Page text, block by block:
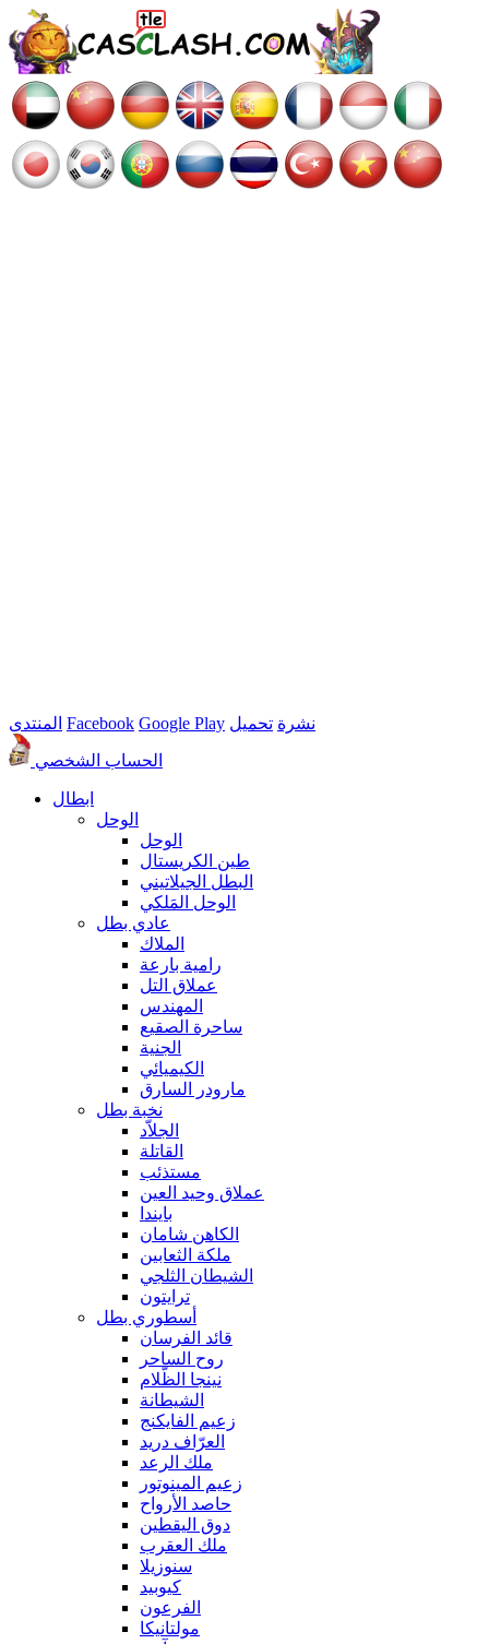
المنتدى Facebook Google Play نشرة تحميل
الحساب الشخصي
ابطال
الوحل
الوحل
طين الكريستال
البطل الجيلاتيني
الوحل المَلكي
عادي بطل
الملاك
رامية بارعة
عملاق التل
المهندس
ساحرة الصقيع
الجنية
الكيميائي
مارودر السارق
نخبة بطل
الجلاّد
القاتلة
مستذئب
عملاق وحيد العين
بايندا
الكاهن شامان
ملكة الثعابين
الشيطان الثلجي
ترايتون
أسطوري بطل
قائد الفرسان
روح الساحر
نينجا الظّلام
الشيطانة
زعيم الفايكنج
العرّاف دريد
ملك الرعد
زعيم المينوتور
حاصد الأرواح
دوق اليقطين
ملك العقرب
سنوزيلا
كيوبيد
الفرعون
مولتانيكا